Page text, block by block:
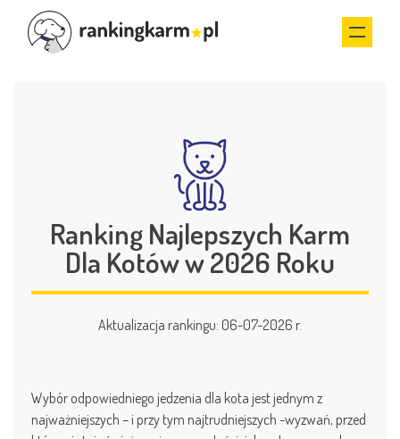
Ranking Najlepszych Karm
Dla Kotów w 2026 Roku
Aktualizacja rankingu: 06-07-2026 r.
Wybór odpowiedniego jedzenia dla kota jest jednym z
najważniejszych – i przy tym najtrudniejszych -wyzwań, przed